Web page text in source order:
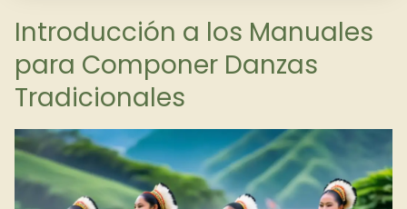
Introducción a los Manuales
para Componer Danzas
Tradicionales